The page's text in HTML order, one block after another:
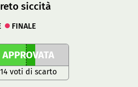
siccità
FINALE
APPROVATA
14 voti di scarto